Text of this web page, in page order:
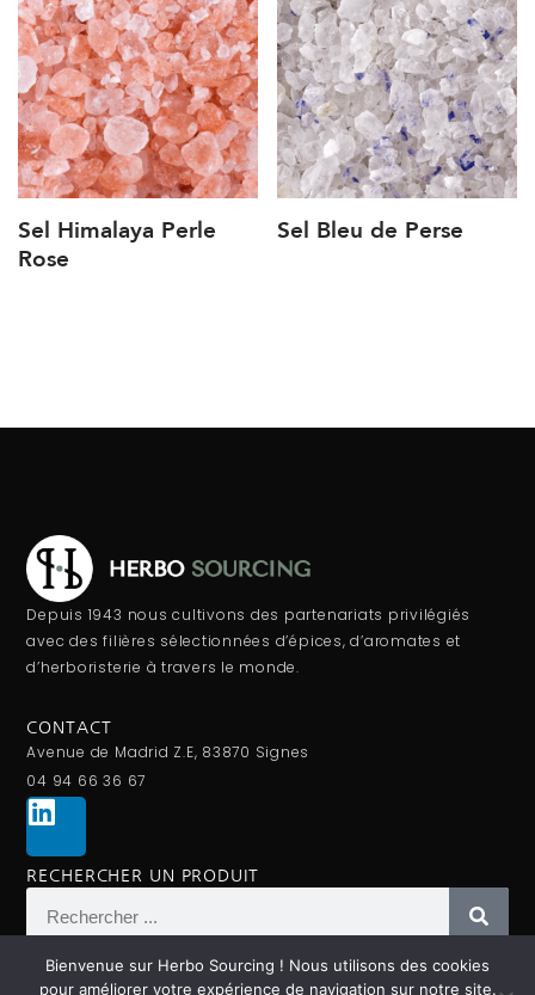
Sel Himalaya Perle
Rose
Sel Bleu de Perse
Depuis 1943 nous cultivons des partenariats privilégiés
avec des filières sélectionnées d’épices, d’aromates et
d’herboristerie à travers le monde.
CONTACT
Avenue de Madrid Z.E, 83870 Signes
04 94 66 36 67
RECHERCHER UN PRODUIT
Bienvenue sur Herbo Sourcing ! Nous utilisons des cookies
pour améliorer votre expérience de navigation sur notre site.